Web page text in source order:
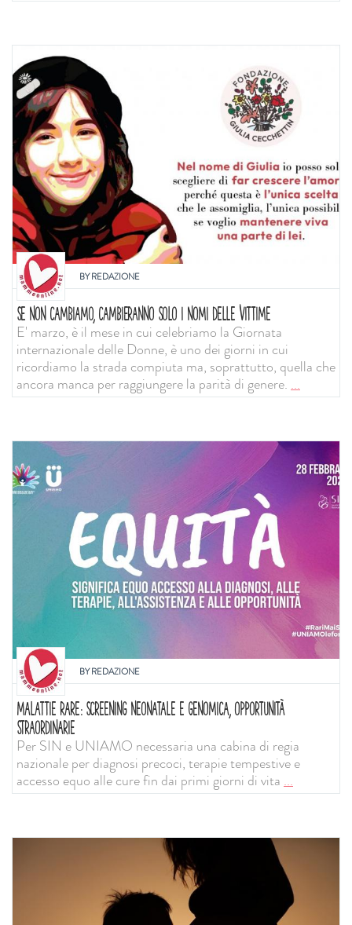
BYREDAZIONE
SE NON CAMBIAMO, CAMBIERANNO SOLO I NOMI DELLE VITTIME
E' marzo, è il mese in cui celebriamo la Giornata
internazionale delle Donne, è uno dei giorni in cui
ricordiamo la strada compiuta ma, soprattutto, quella che
ancora manca per raggiungere la parità di genere. ...
BYREDAZIONE
MALATTIE RARE: SCREENING NEONATALE E GENOMICA, OPPORTUNITÀ
STRAORDINARIE
Per SIN e UNIAMO necessaria una cabina di regia
nazionale per diagnosi precoci, terapie tempestive e
accesso equo alle cure fin dai primi giorni di vita ...